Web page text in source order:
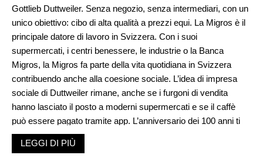
Gottlieb Duttweiler. Senza negozio, senza intermediari, con un
unico obiettivo: cibo di alta qualità a prezzi equi. La Migros è il
principale datore di lavoro in Svizzera. Con i suoi
supermercati, i centri benessere, le industrie o la Banca
Migros, la Migros fa parte della vita quotidiana in Svizzera
contribuendo anche alla coesione sociale. L’idea di impresa
sociale di Duttweiler rimane, anche se i furgoni di vendita
hanno lasciato il posto a moderni supermercati e se il caffè
può essere pagato tramite app. L’anniversario dei 100 anni ti
invita a immergerti nella storia unica della Migros. Una storia di
coraggio, cambiamento e progresso. Il numero dedicato al
LEGGI DI PIÙ